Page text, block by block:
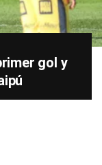
gol y